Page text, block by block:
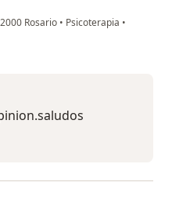
Rosario • Psicoterapia •